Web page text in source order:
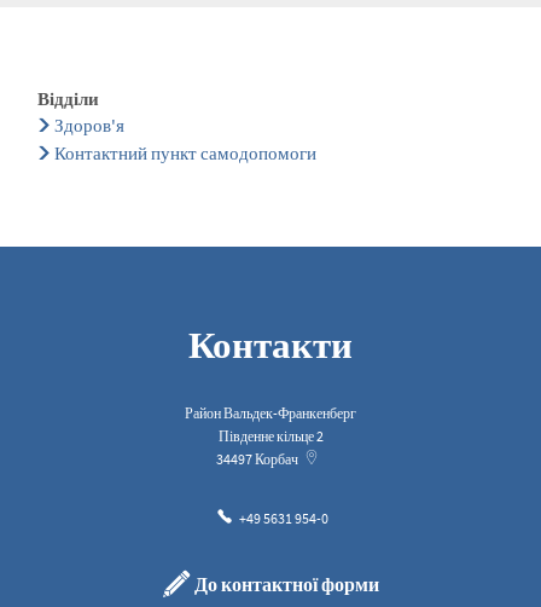
Відділи
Здоров'я
Контактний пункт самодопомоги
Контакти
Район Вальдек-Франкенберг
Південне кільце 2
34497Корбач
+49 5631 954-0
До контактної форми